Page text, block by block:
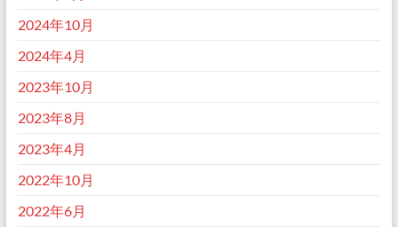
2024年10月
2024年4月
2023年10月
2023年8月
2023年4月
2022年10月
2022年6月